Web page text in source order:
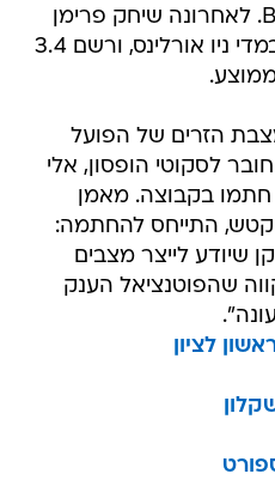
ה- Big East Conference. לאחרונה שיחק פרימן
בליגת הקיץ של ה-NBA, במדי ניו אורלינס, ורשם 3.4
הזרים של הפועל
לסקוטי הופסון, אלי
חתמו בקבוצה. מאמן
התייחס להחתמה:
שיודע לייצר מצבים
שהפוטנציאל הענק
לציון